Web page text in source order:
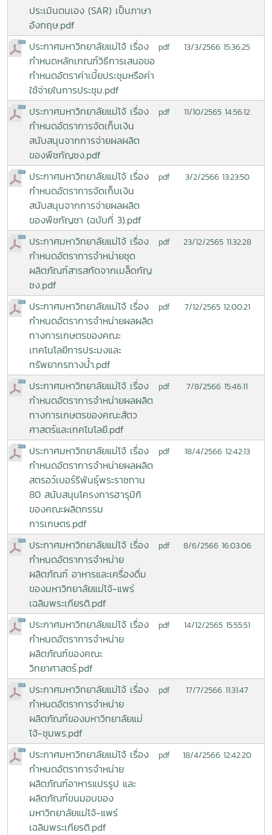
ประเมินตนเอง (SAR) เป็นภาษา
อังกฤษ.pdf
ประกาศมหาวิทยาลัยแม่โจ้ เรื่อง
กำหนดหลักเกณฑ์วิธีการเสนอขอ
กำหนดอัตราค่าเบี้ยประชุมหรือค่า
ใช้จ่ายในการประชุม.pdf
pdf 13/3/2566 15:36:25
ประกาศมหาวิทยาลัยแม่โจ้ เรื่อง
กำหนดอัตราการจัดเก็บเงิน
สนับสนุนจากการจ่ายผลผลิต
ของพืชกัญชง.pdf
pdf 11/10/2565 14:56:12
ประกาศมหาวิทยาลัยแม่โจ้ เรื่อง
กำหนดอัตราการจัดเก็บเงิน
สนับสนุนจากการจ่ายผลผลิต
ของพืชกัญชา (ฉบับที่ 3).pdf
pdf 3/2/2566 13:23:50
ประกาศมหาวิทยาลัยแม่โจ้ เรื่อง
กำหนดอัตราการจำหน่ายชุด
ผลิตภัณฑ์สารสกัดจากเมล็ดกัญ
ชง.pdf
pdf 23/12/2565 11:32:28
ประกาศมหาวิทยาลัยแม่โจ้ เรื่อง
กำหนดอัตราการจำหน่ายผลผลิต
ทางการเกษตรของคณะ
เทคโนโลยีการประมงและ
ทรัพยากรทางน้ำ.pdf
pdf 7/12/2565 12:00:21
ประกาศมหาวิทยาลัยแม่โจ้ เรื่อง
กำหนดอัตราการจำหน่ายผลผลิต
ทางการเกษตรของคณะสัตว
ศาสตร์และเทคโนโลยี.pdf
pdf 7/8/2566 15:46:11
ประกาศมหาวิทยาลัยแม่โจ้ เรื่อง
กำหนดอัตราการจำหน่ายผลผลิต
สตรอว์เบอร์รีพันธุ์พระราชทาน
80 สนับสนุนโครงการฮารุมิกิ
ของคณะผลิตกรรม
การเกษตร.pdf
pdf 18/4/2566 12:42:13
ประกาศมหาวิทยาลัยแม่โจ้ เรื่อง
กำหนดอัตราการจำหน่าย
ผลิตภัณฑ์ อาหารและเครื่องดื่ม
ของมหาวิทยาลัยแม่โจ้-แพร่
เฉลิมพระเกียรติ.pdf
pdf 8/6/2566 16:03:06
ประกาศมหาวิทยาลัยแม่โจ้ เรื่อง
กำหนดอัตราการจำหน่าย
ผลิตภัณฑ์ของคณะ
วิทยาศาสตร์.pdf
pdf 14/12/2565 15:55:51
ประกาศมหาวิทยาลัยแม่โจ้ เรื่อง
กำหนดอัตราการจำหน่าย
ผลิตภัณฑ์ของมหาวิทยาลัยแม่
โจ้-ชุมพร.pdf
pdf 17/7/2566 11:31:47
ประกาศมหาวิทยาลัยแม่โจ้ เรื่อง
กำหนดอัตราการจำหน่าย
ผลิตภัณฑ์อาหารแปรรูป และ
ผลิตภัณฑ์ขนมอบของ
มหาวิทยาลัยแม่โจ้-แพร่
เฉลิมพระเกียรติ.pdf
pdf 18/4/2566 12:42:20